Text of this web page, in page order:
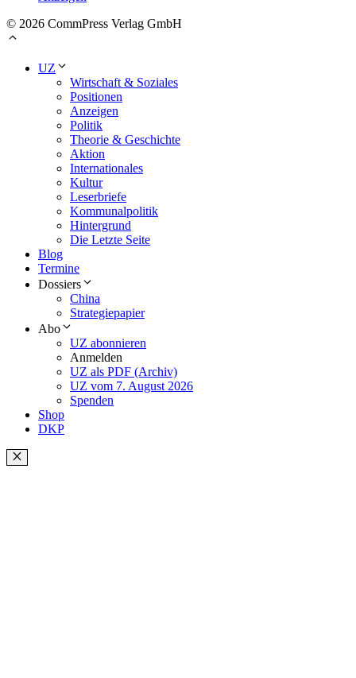
© 2026 CommPress Verlag GmbH
UZ
Wirtschaft & Soziales
Positionen
Anzeigen
Politik
Theorie & Geschichte
Aktion
Internationales
Kultur
Leserbriefe
Kommunalpolitik
Hintergrund
Die Letzte Seite
Blog
Termine
Dossiers
China
Strategiepapier
Abo
UZ abonnieren
Anmelden
UZ als PDF (Archiv)
UZ vom 7. August 2026
Spenden
Shop
DKP
Schließen